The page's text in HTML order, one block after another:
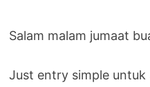
Salam malam jumaat
Just entry simple untuk